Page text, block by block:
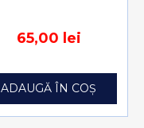
65,00 lei
ADAUGĂ ÎN COȘ